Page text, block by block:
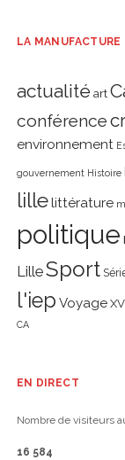
LA MANUFACTURE
actualité art
conférence
environnement
gouvernement Histoire
lillelittérature
politique
LilleSport
l'iep Voyage
CA
EN DIRECT
Nombre de visiteurs
16 584